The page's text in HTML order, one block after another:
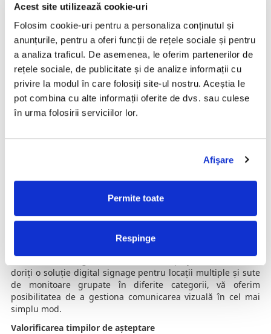
Acest site utilizează cookie-uri
Folosim cookie-uri pentru a personaliza conținutul și
anunțurile, pentru a oferi funcții de rețele sociale și pentru
a analiza traficul. De asemenea, le oferim partenerilor de
rețele sociale, de publicitate și de analize informații cu
privire la modul în care folosiți site-ul nostru. Aceștia le
pot combina cu alte informații oferite de dvs. sau culese
în urma folosirii serviciilor lor.
Afişare
Permite toate
Respinge
Digital Signage este un sistem de comunicare multimedia
indoor sau outdoor format dintr-o rețea de display-uri,
conectate la un PC care rulează o aplicație care
administrează modul și regulile după care se vor afișa toate
informațiile dorite. Puteți crea programe de afișare, layout-
uri, puteți folosi poze, filmulețe video sau animații pentru a
crea o comunicare vizuală atractivă care să creeze o
exeriență plăcută clienților Dvs.
Flexibilitate și unicitate
pentru zona de servicii publice și administrație, muzee sau
promovare, de informare și chiar de educare a publicului în
legătura cu diverse subiecte relevante activității Dvs.,
unică clienților Dvs., atunci când vă pășesc pragul.
Soluțiile noastre oferă un grad ridicat de flexibilitate și pot
doriți o soluție digital signage pentru locații multiple și sute
de monitoare grupate în diferite categorii, vă oferim
posibilitatea de a gestiona comunicarea vizuală în cel mai
simplu mod.
Valorificarea timpilor de așteptare